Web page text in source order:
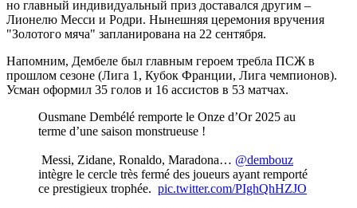
но главный индивидуальный приз доставался другим –
Лионелю Месси и Родри. Нынешняя церемония вручения
"Золотого мяча" запланирована на 22 сентября.
Напомним, Дембеле был главным героем требла ПСЖ в
прошлом сезоне (Лига 1, Кубок Франции, Лига чемпионов).
Усман оформил 35 голов и 16 ассистов в 53 матчах.
Ousmane Dembélé remporte le Onze d’Or 2025 au
terme d’une saison monstrueuse !
️ Messi, Zidane, Ronaldo, Maradona… @dembouz
intègre le cercle très fermé des joueurs ayant remporté
ce prestigieux trophée. ️ pic.twitter.com/PIghQhHZJO